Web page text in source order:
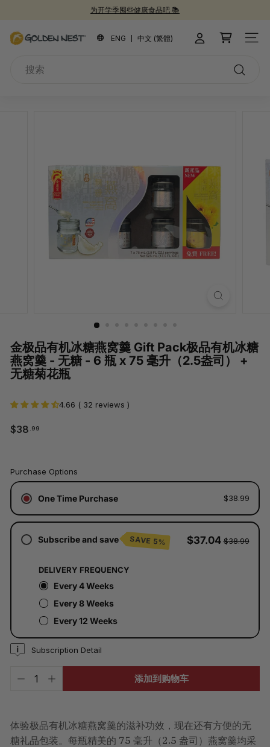
停
为开学季囤些健康食品吧 📚
金
ENG 中文 (繁體) 站点
金极品有机冰糖燕窝羹 Gift Pack极品有机冰糖
燕窝羹 - 无糖 - 6 瓶 x 75 毫升（2.5盎司） +
无糖菊花瓶
4.66 ( 32 reviews )
$38 .99
正
格
价
格
已
税。
运
费
Purchase Options
One Time Purchase $38.99
Subscribe and save SAVE 5% $37.04 $38.99
DELIVERY FREQUENCY
Every 4 Weeks
Every 8 Weeks
Every 12 Weeks
Subscription Detail
添加到购物车
体验极品有机冰糖燕窝羹的滋补功效，现在还有方便的无
糖礼品包装。每瓶精美的 75 毫升（2.5 盎司）燕窝羹均采